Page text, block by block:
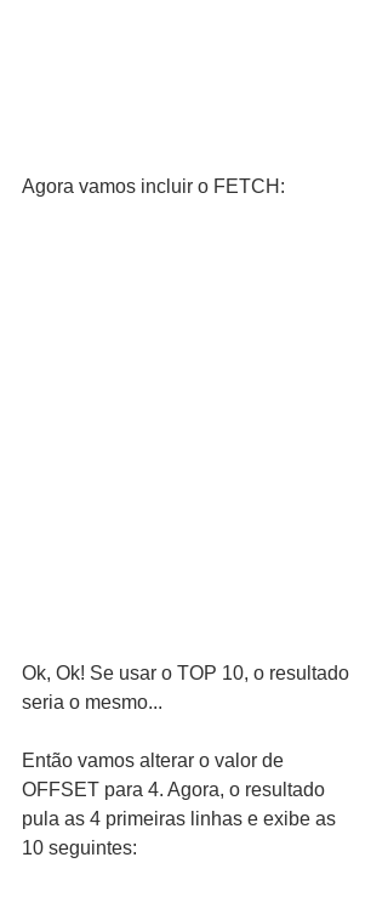
Agora vamos incluir o FETCH:
Ok, Ok! Se usar o TOP 10, o resultado
seria o mesmo...
Então vamos alterar o valor de
OFFSET para 4. Agora, o resultado
pula as 4 primeiras linhas e exibe as
10 seguintes: